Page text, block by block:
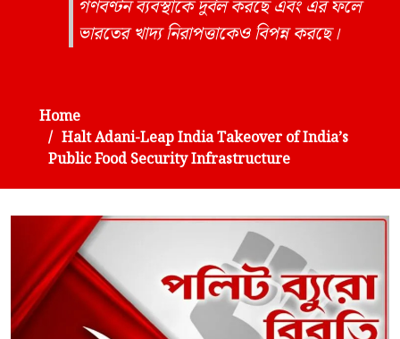
গণবণ্টন ব্যবস্থাকে দুর্বল করছে এবং এর ফলে
ভারতের খাদ্য নিরাপত্তাকেও বিপন্ন করছে।
Home
Halt Adani-Leap India Takeover of India’s
Public Food Security Infrastructure